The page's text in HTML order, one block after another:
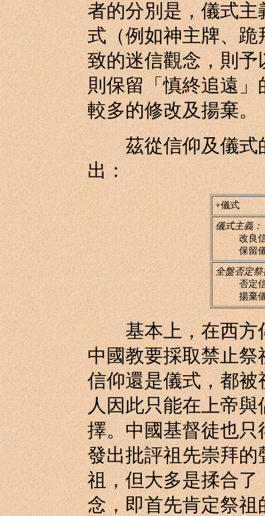
者的分別是，儀式
式（例如神主牌、
致的迷信觀念，則
則保留「慎終追遠
較多的修改及揚棄。
茲從信仰及儀式的
出：
+儀式
儀式主義：
改良
保留
全盤否定祭
否定
揚棄
基本上，在西方傳
中國教要採取禁止
信仰還是儀式，都
人因此只能在上帝
擇。中國基督徒也
發出批評祖先崇拜
祖，但大多是揉合
念，即首先肯定祭